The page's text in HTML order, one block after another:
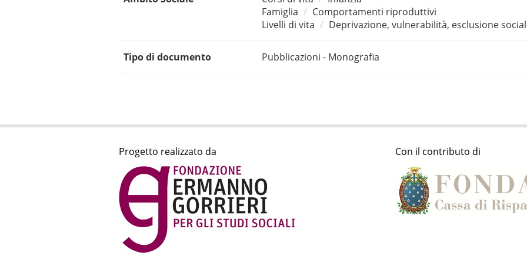
Famiglia
Comportamenti riproduttivi
Livelli di vita
Deprivazione, vulnerabilità, esclusione
Tipo di documento Pubblicazioni - Monografia
Progetto realizzato da Con il contributo di